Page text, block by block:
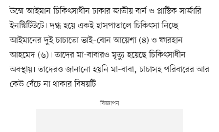
উম্মে আইমান চিকিৎসাধীন ঢাকার জাতীয় বার্ন ও প্লাস্টিক সার্জারি
ইনস্টিটিউটে। দগ্ধ হয়ে একই হাসপাতালে চিকিৎসা নিচ্ছে
আইমানের দুই চাচাতো ভাই–বোন আয়েশা (৪) ও ফারহান
আহমেদ (৬)। তাদের মা-বাবারও মৃত্যু হয়েছে চিকিৎসাধীন
অবস্থায়। তাদেরও জানানো হয়নি মা-বাবা, চাচাসহ পরিবারের আর
কেউ বেঁচে না থাকার বিষয়টি।